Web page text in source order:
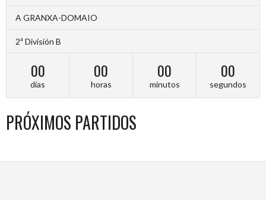
A GRANXA-DOMAIO
2ª División B
00
días
00
horas
00
minutos
00
segundos
PRÓXIMOS PARTIDOS